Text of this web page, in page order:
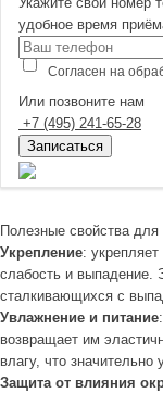
удобное время
Согласен на
Или позвоните нам
+7 (495) 241-65-28
Записаться
Полезные свойства для
Укрепление:
слабость и выпадение.
сталкивающихся с
Увлажнение и питание
возвращает им
влагу, что
Защита от влияния